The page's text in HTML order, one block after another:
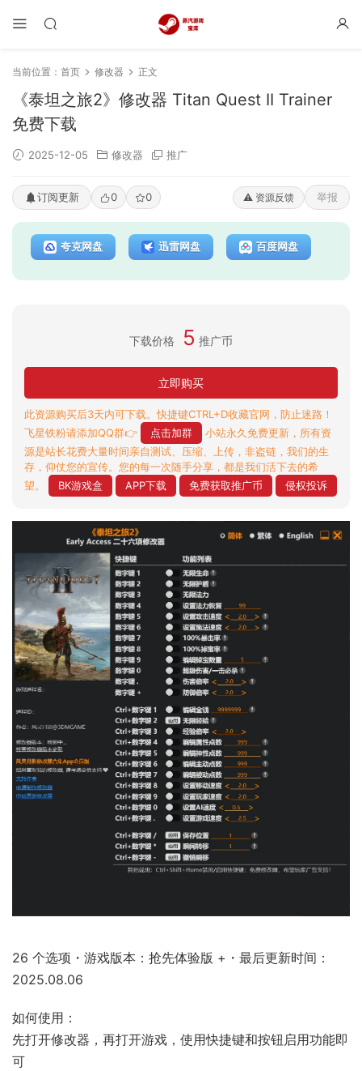
当前位置： 首页 修改器 正文
《泰坦之旅2》修改器 Titan Quest II Trainer
免费下载
2025-12-05 修改器 推广
订阅更新 0 0 ⚠️ 资源反馈 举报
夸克网盘 迅雷网盘 百度网盘
下载价格 5 推广币
立即购买
此资源购买后3天内可下载。快捷键CTRL+D收藏官网，防止迷路！
飞星铁粉请添加QQ群👉
点击加群
小站永久免费更新，所有资
源是站长花费大量时间亲自测试、压缩、上传，非盗链，我们的生
存，仰仗您的宣传。您的每一次随手分享，都是我们活下去的希
望。
BK游戏盒 APP下载 免费获取推广币 侵权投诉
26 个选项・游戏版本：抢先体验版 +・最后更新时间：
2025.08.06
如何使用：
先打开修改器，再打开游戏，使用快捷键和按钮启用功能即
可